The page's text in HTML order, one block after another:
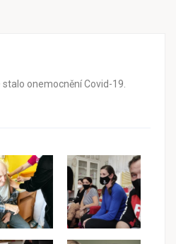
onemocnění Covid-19.